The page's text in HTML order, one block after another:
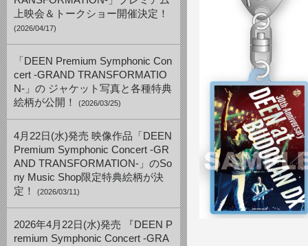
上映会＆トークショー開催決定！
(2026/04/17)
「DEEN Premium Symphonic Con
cert -GRAND TRANSFORMATIO
N-」の ジャケット写真と各種特典
絵柄が公開！
(2026/03/25)
4月22日(水)発売 映像作品「DEEN
Premium Symphonic Concert -GR
AND TRANSFORMATION-」のSo
ny Music Shop限定特典絵柄が決
定！
(2026/03/11)
2026年4月22日(水)発売 『DEEN P
remium Symphonic Concert -GRA